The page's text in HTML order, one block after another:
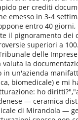
per crediti
emesso in 3-4
entro 40
il pignoramento dei
superiori a
delle
valuta la
in un'azienda
biomedicale) e mi
ho
— ceramica
di Mirandola —